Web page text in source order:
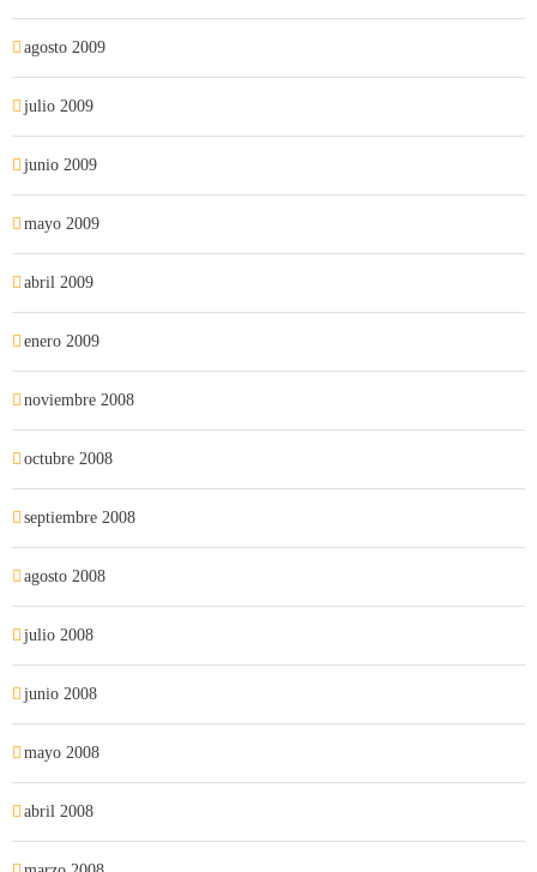
agosto 2009
julio 2009
junio 2009
mayo 2009
abril 2009
enero 2009
noviembre 2008
octubre 2008
septiembre 2008
agosto 2008
julio 2008
junio 2008
mayo 2008
abril 2008